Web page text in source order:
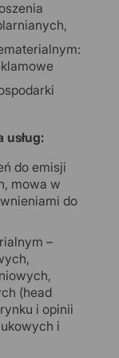
usług:
do emisji
mowa w
do
–
(head
i opinii
i